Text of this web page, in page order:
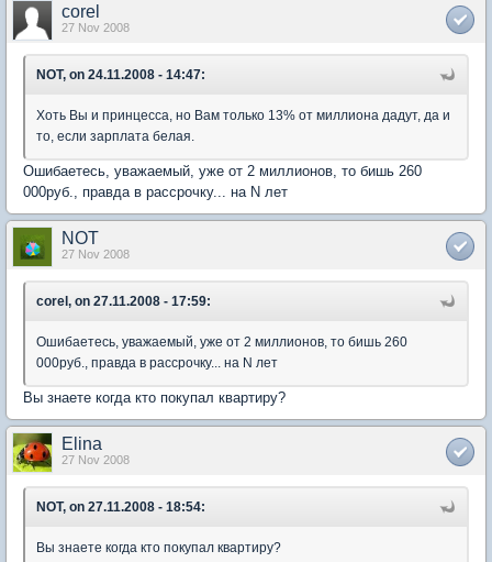
corel
27 Nov 2008
NOT, on 24.11.2008 - 14:47:
Хоть Вы и принцесса, но Вам только 13% от миллиона дадут, да и
то, если зарплата белая.
Ошибаетесь, уважаемый, уже от 2 миллионов, то бишь 260
000руб., правда в рассрочку... на N лет
NOT
27 Nov 2008
corel, on 27.11.2008 - 17:59:
Ошибаетесь, уважаемый, уже от 2 миллионов, то бишь 260
000руб., правда в рассрочку... на N лет
Вы знаете когда кто покупал квартиру?
Elina
27 Nov 2008
NOT, on 27.11.2008 - 18:54:
Вы знаете когда кто покупал квартиру?